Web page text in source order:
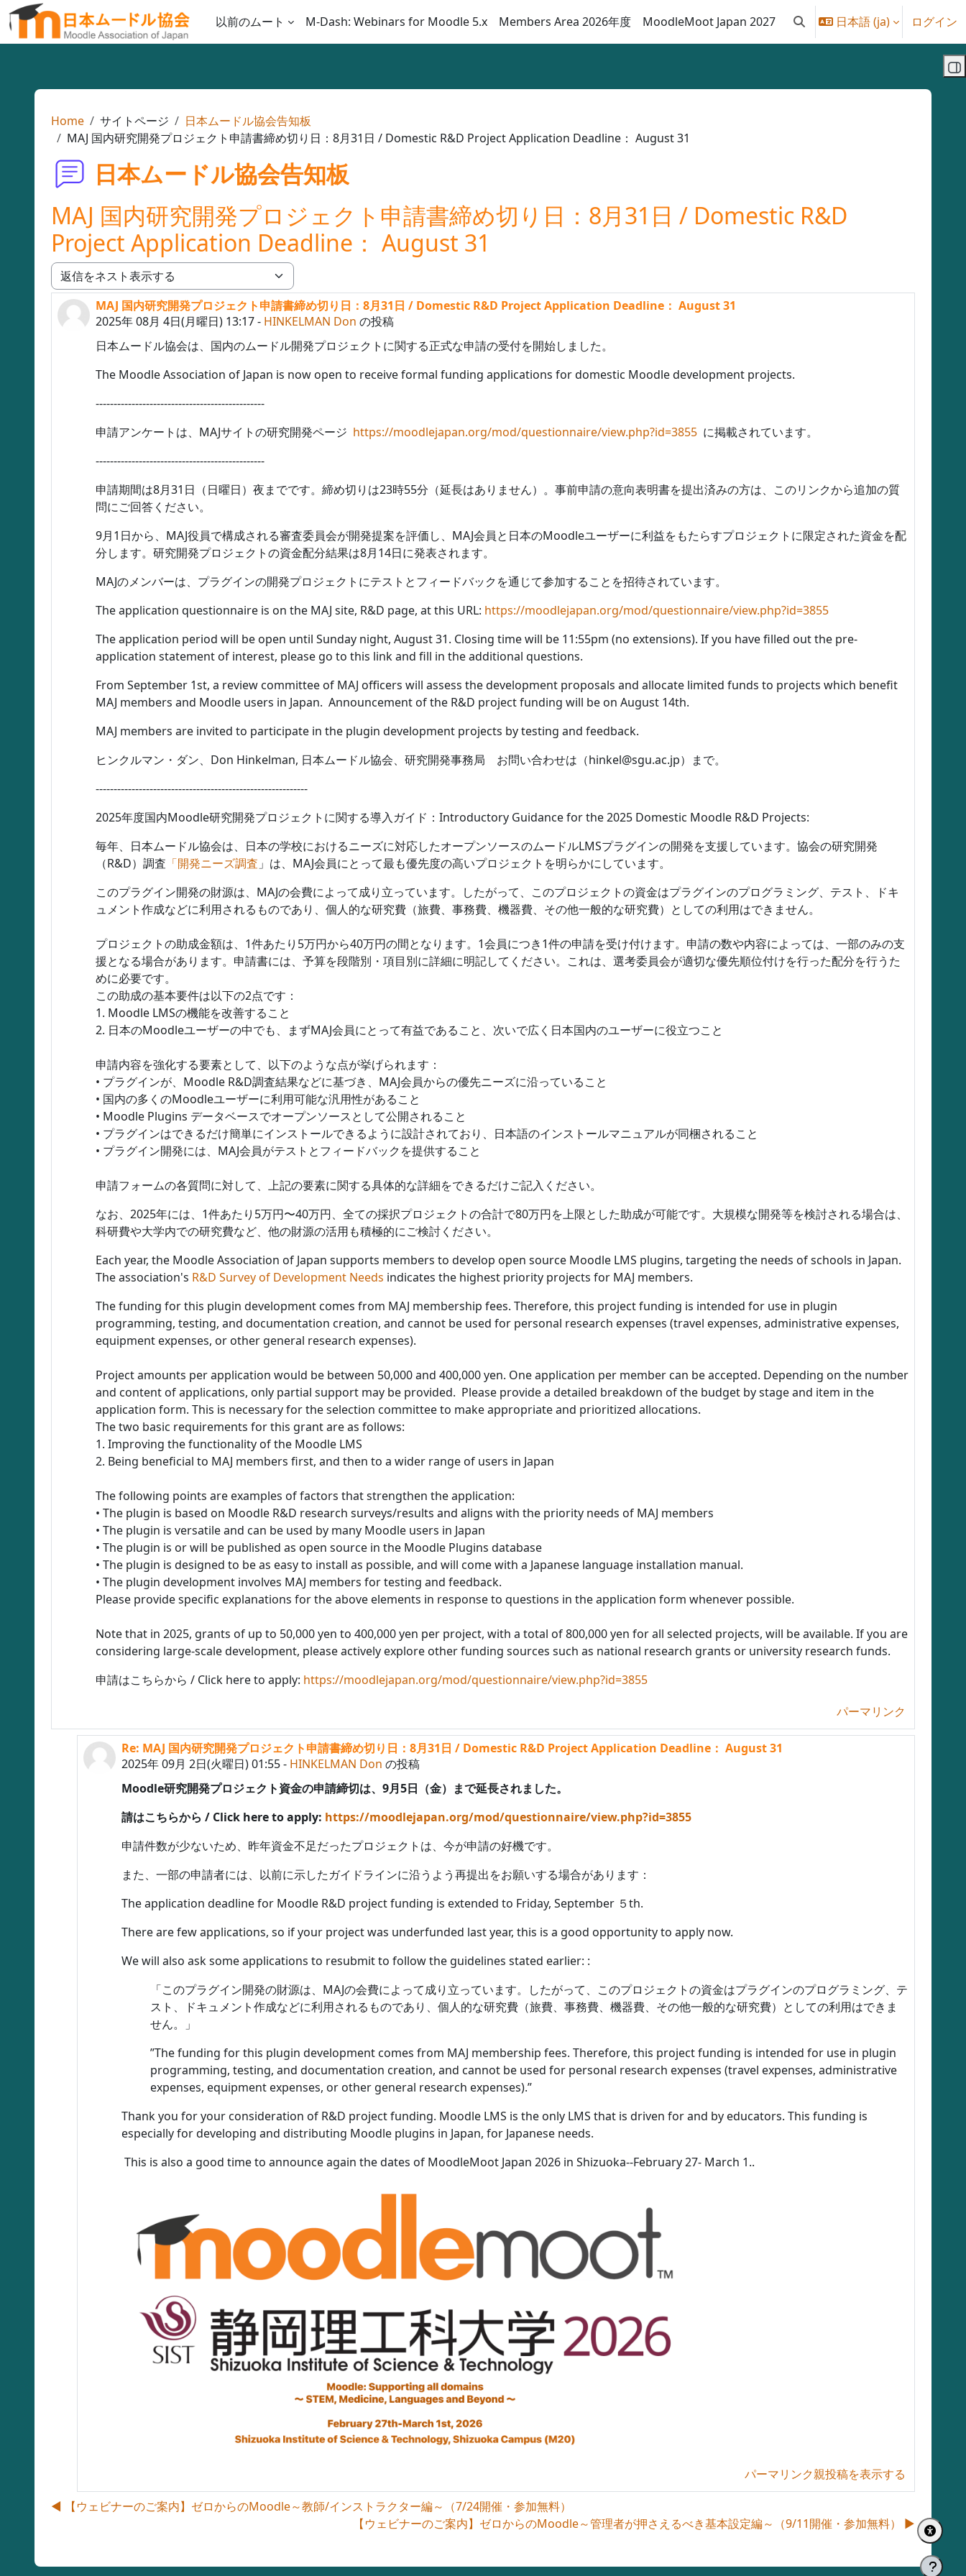
メインコンテンツへスキップする
以前のムート
M-Dash: Webinars for Moodle 5.x Members Area 2026年度 MoodleMoot Japan 2027 検索入力に切り替える
日本語 ‎(ja)‎ ログイン
Home サイトページ
日本ムードル協会告知板
MAJ 国内研究開発プロジェクト申請書締め切り日：8月31日 / Domestic R&D Project Application Deadline： August 31
日本ムードル協会告知板
MAJ 国内研究開発プロジェクト申請書締め切り日：8月31日 / Domestic R&D
Project Application Deadline： August 31
表示モード
MAJ 国内研究開発プロジェクト申請書締め切り日：8月31日 / Domestic R&D Project Application Deadline： August 31
2025年 08月 4日(月曜日) 13:17- HINKELMAN Don の投稿
返信数: 1
日本ムードル協会は、国内のムードル開発プロジェクトに関する正式な申請の受付を開始しました。
The Moodle Association of Japan is now open to receive formal funding applications for domestic Moodle development projects.
-----------------------------------------------
申請アンケートは、MAJサイトの研究開発ページ https://moodlejapan.org/mod/questionnaire/view.php?id=3855 に掲載されています。
-----------------------------------------------
申請期間は8月31日（日曜日）夜までです。締め切りは23時55分（延長はありません）。事前申請の意向表明書を提出済みの方は、このリンクから追加の質
問にご回答ください。
9月1日から、MAJ役員で構成される審査委員会が開発提案を評価し、MAJ会員と日本のMoodleユーザーに利益をもたらすプロジェクトに限定された資金を配
分します。研究開発プロジェクトの資金配分結果は8月14日に発表されます。
MAJのメンバーは、プラグインの開発プロジェクトにテストとフィードバックを通じて参加することを招待されています。
The application questionnaire is on the MAJ site, R&D page, at this URL: https://moodlejapan.org/mod/questionnaire/view.php?id=3855
The application period will be open until Sunday night, August 31. Closing time will be 11:55pm (no extensions). If you have filled out the pre-
application statement of interest, please go to this link and fill in the additional questions.
From September 1st, a review committee of MAJ officers will assess the development proposals and allocate limited funds to projects which benefit
MAJ members and Moodle users in Japan. Announcement of the R&D project funding will be on August 14th.
MAJ members are invited to participate in the plugin development projects by testing and feedback.
ヒンクルマン・ダン、Don Hinkelman, 日本ムードル協会、研究開発事務局 お問い合わせは（hinkel@sgu.ac.jp）まで。
-----------------------------------------------------------
2025年度国内Moodle研究開発プロジェクトに関する導入ガイド：Introductory Guidance for the 2025 Domestic Moodle R&D Projects:
毎年、日本ムードル協会は、日本の学校におけるニーズに対応したオープンソースのムードルLMSプラグインの開発を支援しています。協会の研究開発
（R&D）調査 「開発ニーズ調査 」は、MAJ会員にとって最も優先度の高いプロジェクトを明らかにしています。
このプラグイン開発の財源は、MAJの会費によって成り立っています。したがって、このプロジェクトの資金はプラグインのプログラミング、テスト、ドキ
ュメント作成などに利用されるものであり、個人的な研究費（旅費、事務費、機器費、その他一般的な研究費）としての利用はできません。
プロジェクトの助成金額は、1件あたり5万円から40万円の間となります。1会員につき1件の申請を受け付けます。申請の数や内容によっては、一部のみの支
援となる場合があります。申請書には、予算を段階別・項目別に詳細に明記してください。これは、選考委員会が適切な優先順位付けを行った配分を行うた
めに必要です。
この助成の基本要件は以下の2点です：
1. Moodle LMSの機能を改善すること
2. 日本のMoodleユーザーの中でも、まずMAJ会員にとって有益であること、次いで広く日本国内のユーザーに役立つこと
申請内容を強化する要素として、以下のような点が挙げられます：
• プラグインが、Moodle R&D調査結果などに基づき、MAJ会員からの優先ニーズに沿っていること
• 国内の多くのMoodleユーザーに利用可能な汎用性があること
• Moodle Plugins データベースでオープンソースとして公開されること
• プラグインはできるだけ簡単にインストールできるように設計されており、日本語のインストールマニュアルが同梱されること
• プラグイン開発には、MAJ会員がテストとフィードバックを提供すること
申請フォームの各質問に対して、上記の要素に関する具体的な詳細をできるだけご記入ください。
なお、2025年には、1件あたり5万円〜40万円、全ての採択プロジェクトの合計で80万円を上限とした助成が可能です。大規模な開発等を検討される場合は、
科研費や大学内での研究費など、他の財源の活用も積極的にご検討ください。
Each year, the Moodle Association of Japan supports members to develop open source Moodle LMS plugins, targeting the needs of schools in Japan.
The association's R&D Survey of Development Needs indicates the highest priority projects for MAJ members.
The funding for this plugin development comes from MAJ membership fees. Therefore, this project funding is intended for use in plugin
programming, testing, and documentation creation, and cannot be used for personal research expenses (travel expenses, administrative expenses,
equipment expenses, or other general research expenses).
Project amounts per application would be between 50,000 and 400,000 yen. One application per member can be accepted. Depending on the number
and content of applications, only partial support may be provided. Please provide a detailed breakdown of the budget by stage and item in the
application form. This is necessary for the selection committee to make appropriate and prioritized allocations.
The two basic requirements for this grant are as follows:
1. Improving the functionality of the Moodle LMS
2. Being beneficial to MAJ members first, and then to a wider range of users in Japan
The following points are examples of factors that strengthen the application:
• The plugin is based on Moodle R&D research surveys/results and aligns with the priority needs of MAJ members
• The plugin is versatile and can be used by many Moodle users in Japan
• The plugin is or will be published as open source in the Moodle Plugins database
• The plugin is designed to be as easy to install as possible, and will come with a Japanese language installation manual.
• The plugin development involves MAJ members for testing and feedback.
Please provide specific explanations for the above elements in response to questions in the application form whenever possible.
Note that in 2025, grants of up to 50,000 yen to 400,000 yen per project, with a total of 800,000 yen for all selected projects, will be available. If you are
considering large-scale development, please actively explore other funding sources such as national research grants or university research funds.
申請はこちらから / Click here to apply: https://moodlejapan.org/mod/questionnaire/view.php?id=3855
パーマリンク
HINKELMAN Don への返信
Re: MAJ 国内研究開発プロジェクト申請書締め切り日：8月31日 / Domestic R&D Project Application Deadline： August 31
2025年 09月 2日(火曜日) 01:55- HINKELMAN Don の投稿
Moodle研究開発プロジェクト資金の申請締切は、9月5日（金）まで延長されました。
請はこちらから / Click here to apply: https://moodlejapan.org/mod/questionnaire/view.php?id=3855
申請件数が少ないため、昨年資金不足だったプロジェクトは、今が申請の好機です。
また、一部の申請者には、以前に示したガイドラインに沿うよう再提出をお願いする場合があります：
The application deadline for Moodle R&D project funding is extended to Friday, September ５th.
There are few applications, so if your project was underfunded last year, this is a good opportunity to apply now.
We will also ask some applications to resubmit to follow the guidelines stated earlier: :
「このプラグイン開発の財源は、MAJの会費によって成り立っています。したがって、このプロジェクトの資金はプラグインのプログラミング、テ
スト、ドキュメント作成などに利用されるものであり、個人的な研究費（旅費、事務費、機器費、その他一般的な研究費）としての利用はできま
せん。」
”The funding for this plugin development comes from MAJ membership fees. Therefore, this project funding is intended for use in plugin
programming, testing, and documentation creation, and cannot be used for personal research expenses (travel expenses, administrative
expenses, equipment expenses, or other general research expenses).”
Thank you for your consideration of R&D project funding. Moodle LMS is the only LMS that is driven for and by educators. This funding is
especially for developing and distributing Moodle plugins in Japan, for Japanese needs.
This is also a good time to announce again the dates of MoodleMoot Japan 2026 in Shizuoka--February 27- March 1..
パーマリンク親投稿を表示する
◀︎ 【ウェビナーのご案内】ゼロからのMoodle～教師/インストラクター編～（7/24開催・参加無料）
【ウェビナーのご案内】ゼロからのMoodle～管理者が押さえるべき基本設定編～（9/11開催・参加無料） ▶︎